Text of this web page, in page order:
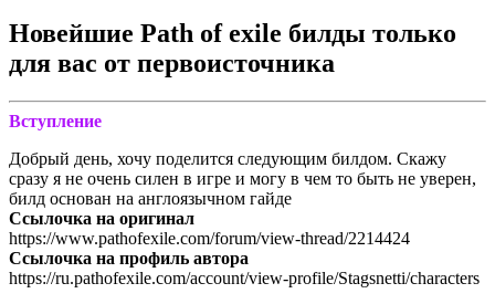
Новейшие Path of exile билды только
для вас от первоисточника
Вступление
Добрый день, хочу поделится следующим билдом. Скажу
сразу я не очень силен в игре и могу в чем то быть не уверен,
билд основан на англоязычном гайде
Ссылочка на оригинал
https://www.pathofexile.com/forum/view-thread/2214424
Ссылочка на профиль автора
https://ru.pathofexile.com/account/view-profile/Stagsnetti/characters